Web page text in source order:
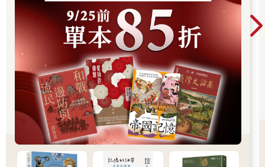
屋舍，沒看見災區的生活景象與人的模樣，甚至好像幫忙一整
天，連一點日光都沒有曝晒到，記得的只有磨石子地板的泥濘與
雜沓的腳印。這次前往光復，會有種特別期許自己能真的幫上些
什麼的心情，或許，多少也是出於過往這段經驗的緣故吧。
▎在日常添購雨鞋的異樣感
我把行程計劃告訴Y，他還需要點時間確認，我則趁著這空檔出門
添購必要裝備。其實據網路資訊，光復當地——更準確地說，是
光復車站前廣場的救災志工集散處——救災物資並不匱乏，除了
飲食之外，鏟子、手套、護目鏡、口罩、毛巾、清涼貼布等也都
非常充足，甚至連雨鞋都有前人遺留。想當志工者只要準備髒了
不心疼的衣褲，以及極少量的個人必需品即可。只是網路資訊也
夠厚，最好還要再加內墊保護腳底，避免意外穿刺受傷；然而如